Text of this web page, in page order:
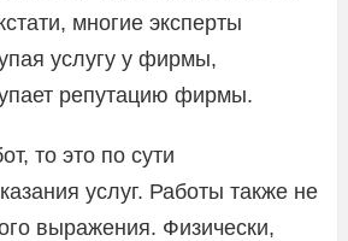
многие эксперты
услугу у фирмы,
репутацию фирмы.
то это по сути
услуг. Работы также не
выражения. Физически,